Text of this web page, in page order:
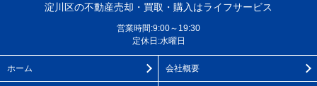
淀川区の不動産売却・買取・購入はライフサービス
営業時間:9:00～19:30
定休日:水曜日
ホーム 会社概要